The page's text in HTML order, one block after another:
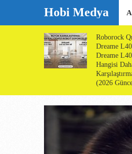
Hobi Medya
Roborock
Dreame
Dreame
Hangisi
(2026